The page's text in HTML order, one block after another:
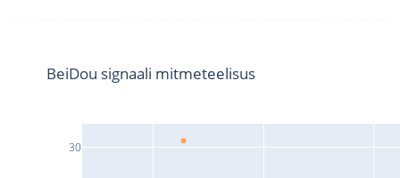
30
BeiDou signaali mitmeteelisus